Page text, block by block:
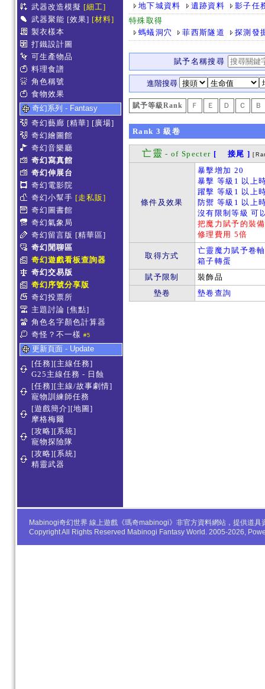
武器改造模擬 [細工]
武器聚能 [效果] [材料]
製衣樣本
打鐵設計圖
可生產物品
料理食譜
角色稱號
食物效果
奇幻系列 - Fantasy
奇幻藝廊 [精華] [廣場]
奇幻繪圖館
奇幻音樂廳
奇幻寫真館
奇幻伸展台
奇幻電影院
奇幻小幫手 [走私販]
奇幻圖書館
奇幻氣象局
奇幻留言版 [精華區]
奇幻閒聊區
奇幻遊戲看板查詢器
奇幻交易版
奇幻序號分享版
奇幻投票所
主題討論 [焦點]
角色名字顏色計算器
奇怪？不一樣 #5
更新頁面 - Update
[任務][主線任務]
G25主線任務 - 日蝕
[任務][主線/故事劇情]
寵物訓練師任務
[遊戲簡介][地圖]
摩格梅爾
[攻略][系統]
寵物探險隊
[攻略][系統]
精靈武器
地下城資料
遺跡資料
影子任
特殊取得
螞蟻洞穴
菲西斯隧道 探測發
賦予名稱搜尋
進階搜尋
賦予等級Rank Ｆ Ｅ Ｄ Ｃ Ｂ
Rank 3 級卷
亡靈 - of Specter [ 接尾 ]
條件及效果
暴擊增加 20
暴擊 等級1 以上
躍擊 等級1 以上
防禦 等級1 以上
沒有限制等級 可
把魔力賦予的裝
修理費用 5倍
取得方式
亡靈魔力賦予卷
箱子轉蛋
賦予限制
裝飾品
墊卷
墊卷查詢
Mabinogi奇幻世界 線上遊戲《瑪奇mabinogi》非官方資料網站，提供道
Copyright All Rights Reserved Mabinogi Fantasy World. 2005-2026,